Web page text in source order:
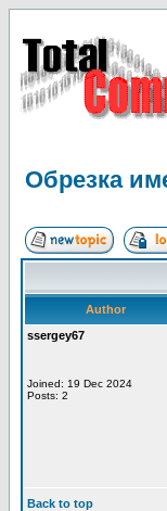
Обрезка
Author
ssergey67
Joined: 19 Dec 2024
Posts: 2
Back to top